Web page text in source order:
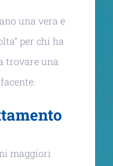
una vera e
per chi ha
trovare una
maggiori